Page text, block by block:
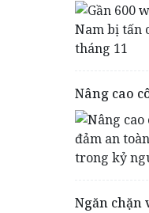
Nâng cao
Ngăn chặn